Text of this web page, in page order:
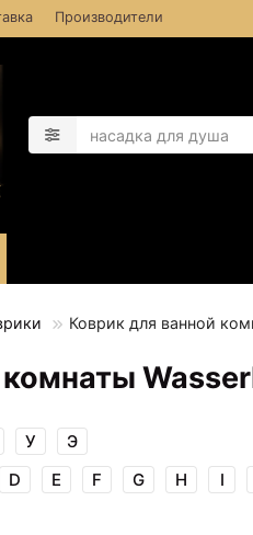
Производители
Коврик для ванной
D E F G H I
У Э